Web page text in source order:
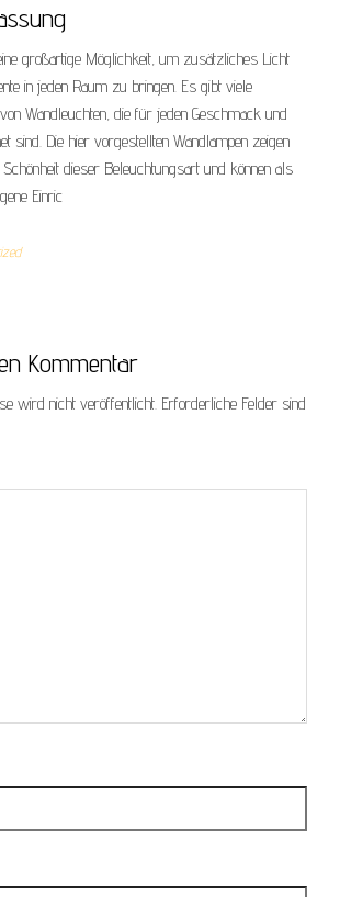
großartige Möglichkeit, um zusätzliches Licht
in jeden Raum zu bringen. Es gibt viele
Wandleuchten, die für jeden Geschmack und
sind. Die hier vorgestellten Wandlampen zeigen
dieser Beleuchtungsart und können als
Einric
Kommentar
wird nicht veröffentlicht. Erforderliche Felder sind